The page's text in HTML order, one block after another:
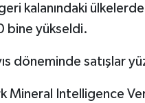
kalanındaki
bine yükseldi.
döneminde satışlar
Mineral Intelligence